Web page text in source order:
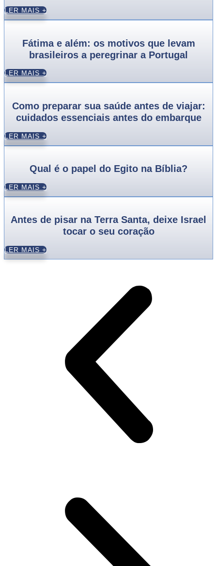
LER MAIS +
Fátima e além: os motivos que levam
brasileiros a peregrinar a Portugal
LER MAIS +
Como preparar sua saúde antes de viajar:
cuidados essenciais antes do embarque
LER MAIS +
Qual é o papel do Egito na Bíblia?
LER MAIS +
Antes de pisar na Terra Santa, deixe Israel
tocar o seu coração
LER MAIS +